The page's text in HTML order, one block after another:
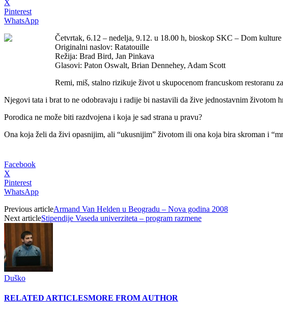
X
Pinterest
WhatsApp
Četvrtak, 6.12 – nedelja, 9.12. u 18.00 h, bioskop SKC – Dom kulture
Originalni naslov: Ratatouille
Režija: Brad Bird, Jan Pinkava
Glasovi: Paton Oswalt, Brian Dennehey, Adam Scott
Remi, miš, stalno rizikuje život u skupocenom francuskom restoranu
Njegovi tata i brat to ne odobravaju i radije bi nastavili da žive jednostavnim životom
Porodica ne može biti razdvojena i koja je sad strana u pravu?
Ona koja želi da živi opasnijim, ali “ukusnijim” životom ili ona koja bira skroman i
Facebook
X
Pinterest
WhatsApp
Previous articleArmand Van Helden u Beogradu – Nova godina 2008
Next articleStipendije Vaseda univerziteta – program razmene
Duško
RELATED ARTICLESMORE FROM AUTHOR